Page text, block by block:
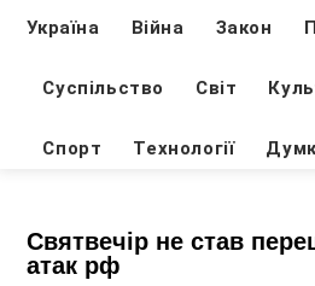
Україна Війна Закон
Суспільство Світ
Спорт Технології
Святвечір не став
атак рф